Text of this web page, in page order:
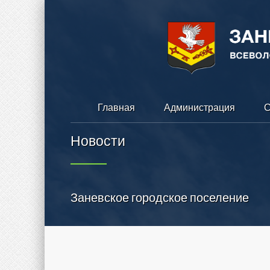
Главная Администрация
Новости
Заневское городское поселение